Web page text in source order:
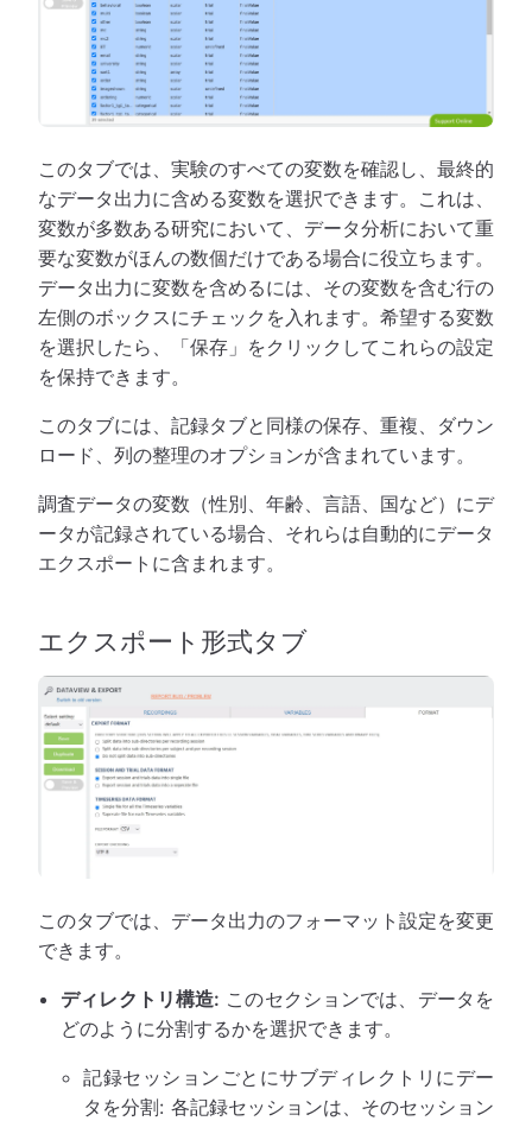
このタブでは、実験のすべての変数を確認し、最終的
なデータ出力に含める変数を選択できます。これは、
変数が多数ある研究において、データ分析において重
要な変数がほんの数個だけである場合に役立ちます。
データ出力に変数を含めるには、その変数を含む行の
左側のボックスにチェックを入れます。希望する変数
を選択したら、「保存」をクリックしてこれらの設定
を保持できます。
このタブには、記録タブと同様の保存、重複、ダウン
ロード、列の整理のオプションが含まれています。
調査データの変数（性別、年齢、言語、国など）にデ
ータが記録されている場合、それらは自動的にデータ
エクスポートに含まれます。
エクスポート形式タブ
このタブでは、データ出力のフォーマット設定を変更
できます。
ディレクトリ構造: このセクションでは、データを
どのように分割するかを選択できます。
記録セッションごとにサブディレクトリにデー
タを分割: 各記録セッションは、そのセッション